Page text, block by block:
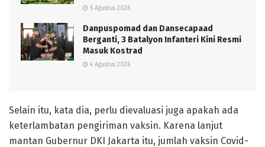
5 Agustus 2026
Danpuspomad dan Dansecapaad
Berganti, 3 Batalyon Infanteri Kini Resmi
Masuk Kostrad
4 Agustus 2026
Selain itu, kata dia, perlu dievaluasi juga apakah ada
keterlambatan pengiriman vaksin. Karena lanjut
mantan Gubernur DKI Jakarta itu, jumlah vaksin Covid-